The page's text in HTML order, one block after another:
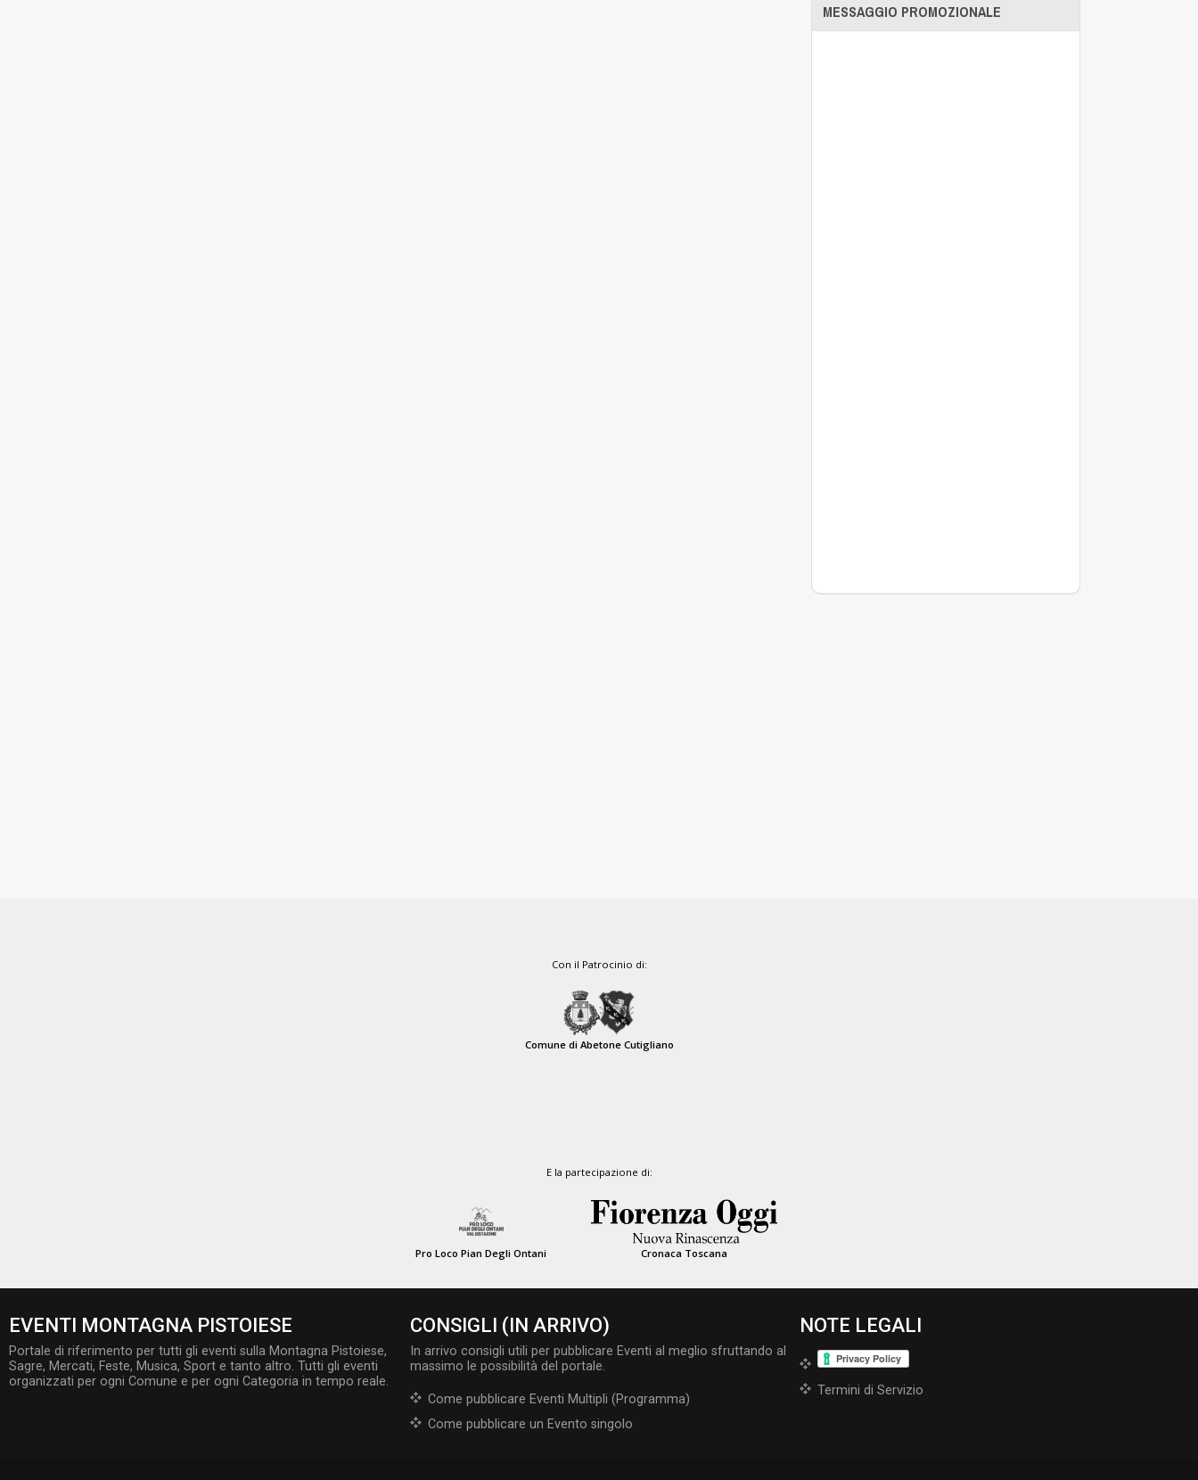
MESSAGGIO PROMOZIONALE
Con il Patrocinio di:
Comune di Abetone Cutigliano
E la partecipazione di:
Pro Loco Pian Degli Ontani Cronaca Toscana
EVENTI MONTAGNA PISTOIESE
Portale di riferimento per tutti gli eventi sulla Montagna Pistoiese,
Sagre, Mercati, Feste, Musica, Sport e tanto altro. Tutti gli eventi
organizzati per ogni Comune e per ogni Categoria in tempo reale.
CONSIGLI (IN ARRIVO)
In arrivo consigli utili per pubblicare Eventi al meglio sfruttando al
massimo le possibilità del portale.
Come pubblicare Eventi Multipli (Programma)
Come pubblicare un Evento singolo
NOTE LEGALI
Termini di Servizio